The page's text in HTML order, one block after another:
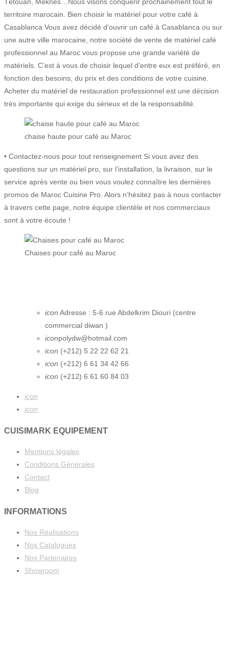
Tétouan, Meknès…Nous visons conquérir prochainement tout le
territoire marocain. Bien choisir le matériel pour votre café à
Casablanca Vous avez décidé d’ouvrir un café à Casablanca ou sur
une autre ville marocaine, notre société de vente de matériel café
professionnel au Maroc vous propose une grande variété de
matériels. C’est à vous de choisir lequel d’entre eux est préféré, en
fonction des besoins, du prix et des conditions de votre cuisine.
Acheter du matériel de restauration professionnel est une décision
très importante qui exige du sérieux et de la responsabilité.
chaise haute pour café au Maroc
• Contactez-nous pour tout renseignement Si vous avez des
questions sur un matériel pro, sur l’installation, la livraison, sur le
service après vente ou bien vous voulez connaître les dernières
promos de Maroc Cuisine Pro. Alors n’hésitez pas à nous contacter
à travers cette page, notre équipe clientèle et nos commerciaux
sont à votre écoute !
Chaises pour café au Maroc
icon Adresse : 5-6 rue Abdelkrim Diouri (centre
commercial diwan )
iconpolydw@hotmail.com
icon (+212) 5 22 22 62 21
icon (+212) 6 61 34 42 66
icon (+212) 6 61 60 84 03
icon
icon
CUISIMARK EQUIPEMENT
Mentions légales
Conditions Générales
Contact
Blog
INFORMATIONS
Nos Réalisations
Nos Catalogues
Nos Partenaires
Showroom